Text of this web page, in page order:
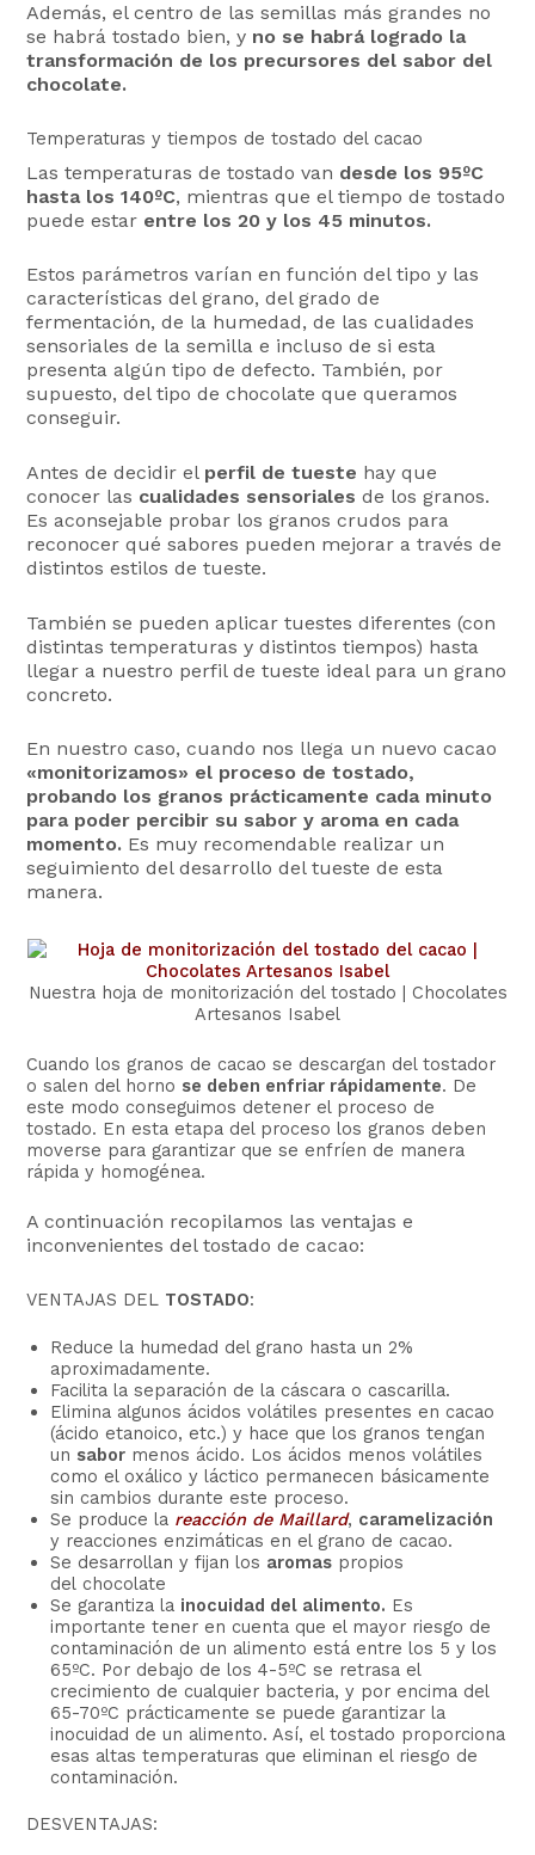
Además, el centro de las semillas más grandes no
se habrá tostado bien, y no se habrá logrado la
transformación de los precursores del sabor del
chocolate.
Temperaturas y tiempos de tostado del cacao
Las temperaturas de tostado van desde los 95ºC
hasta los 140ºC, mientras que el tiempo de tostado
puede estar entre los 20 y los 45 minutos.
Estos parámetros varían en función del tipo y las
características del grano, del grado de
fermentación, de la humedad, de las cualidades
sensoriales de la semilla e incluso de si esta
presenta algún tipo de defecto. También, por
supuesto, del tipo de chocolate que queramos
conseguir.
Antes de decidir el perfil de tueste hay que
conocer las cualidades sensoriales de los granos.
Es aconsejable probar los granos crudos para
reconocer qué sabores pueden mejorar a través de
distintos estilos de tueste.
También se pueden aplicar tuestes diferentes (con
distintas temperaturas y distintos tiempos) hasta
llegar a nuestro perfil de tueste ideal para un grano
concreto.
En nuestro caso, cuando nos llega un nuevo cacao
«monitorizamos» el proceso de tostado,
probando los granos prácticamente cada minuto
para poder percibir su sabor y aroma en cada
momento. Es muy recomendable realizar un
seguimiento del desarrollo del tueste de esta
manera.
Nuestra hoja de monitorización del tostado | Chocolates
Artesanos Isabel
Cuando los granos de cacao se descargan del tostador
o salen del horno se deben enfriar rápidamente. De
este modo conseguimos detener el proceso de
tostado. En esta etapa del proceso los granos deben
moverse para garantizar que se enfríen de manera
rápida y homogénea.
A continuación recopilamos las ventajas e
inconvenientes del tostado de cacao:
VENTAJAS DEL TOSTADO:
Reduce la humedad del grano hasta un 2%
aproximadamente.
Facilita la separación de la cáscara o cascarilla.
Elimina algunos ácidos volátiles presentes en cacao
(ácido etanoico, etc.) y hace que los granos tengan
un sabor menos ácido. Los ácidos menos volátiles
como el oxálico y láctico permanecen básicamente
sin cambios durante este proceso.
Se produce la reacción de Maillard, caramelización
y reacciones enzimáticas en el grano de cacao.
Se desarrollan y fijan los aromas propios
del chocolate
Se garantiza la inocuidad del alimento. Es
importante tener en cuenta que el mayor riesgo de
contaminación de un alimento está entre los 5 y los
65ºC. Por debajo de los 4-5ºC se retrasa el
crecimiento de cualquier bacteria, y por encima del
65-70ºC prácticamente se puede garantizar la
inocuidad de un alimento. Así, el tostado proporciona
esas altas temperaturas que eliminan el riesgo de
contaminación.
DESVENTAJAS: